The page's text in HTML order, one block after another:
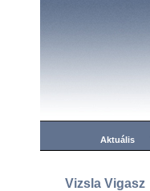
Aktuális
Vizsla Vigasz